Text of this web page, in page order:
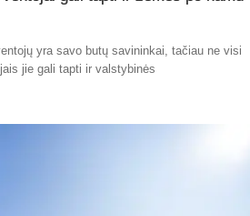
yra savo butų savininkai, tačiau ne visi
jie gali tapti ir valstybinės